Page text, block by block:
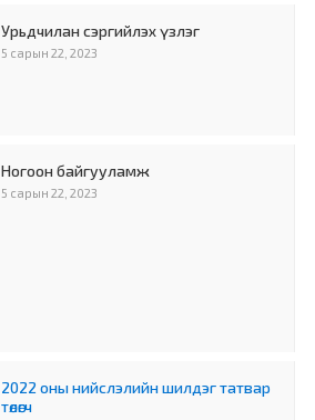
Урьдчилан сэргийлэх үзлэг
5 сарын 22, 2023
Ногоон байгууламж
5 сарын 22, 2023
2022 оны нийслэлийн шилдэг татвар
төлөгч